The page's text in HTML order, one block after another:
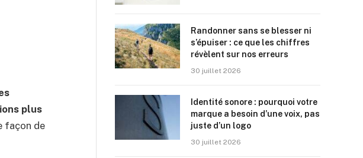
plus
façon de
Randonner sans se blesser ni
s’épuiser : ce que les chiffres
révèlent sur nos erreurs
30 juillet 2026
Identité sonore : pourquoi votre
marque a besoin d’une voix, pas
juste d’un logo
30 juillet 2026